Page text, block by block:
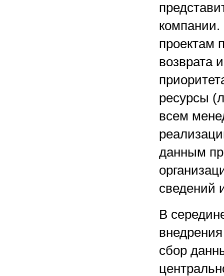
проектам
возврата
ресурсы
всем
данным
сведений
В
сбор